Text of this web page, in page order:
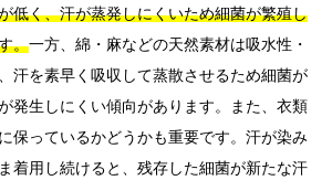
低く、汗が蒸発しにくいため細菌が繁殖し
。一方、綿・麻などの天然素材は吸水性・
汗を素早く吸収して蒸散させるため細菌が
発生しにくい傾向があります。また、衣類
保っているかどうかも重要です。汗が染み
着用し続けると、残存した細菌が新たな汗